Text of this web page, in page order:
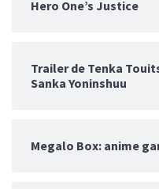
Hero One’s Justice
Trailer de Tenka
Sanka Yoninshuu
Megalo Box: anime